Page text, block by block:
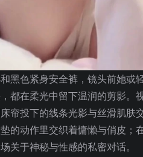
黑色紧身安全裤，镜头前她或
都在柔光中留下温润的剪影。
帘投下的线条光影与丝滑肌肤
的动作里交织着慵懒与俏皮；
关于神秘与性感的私密对话。